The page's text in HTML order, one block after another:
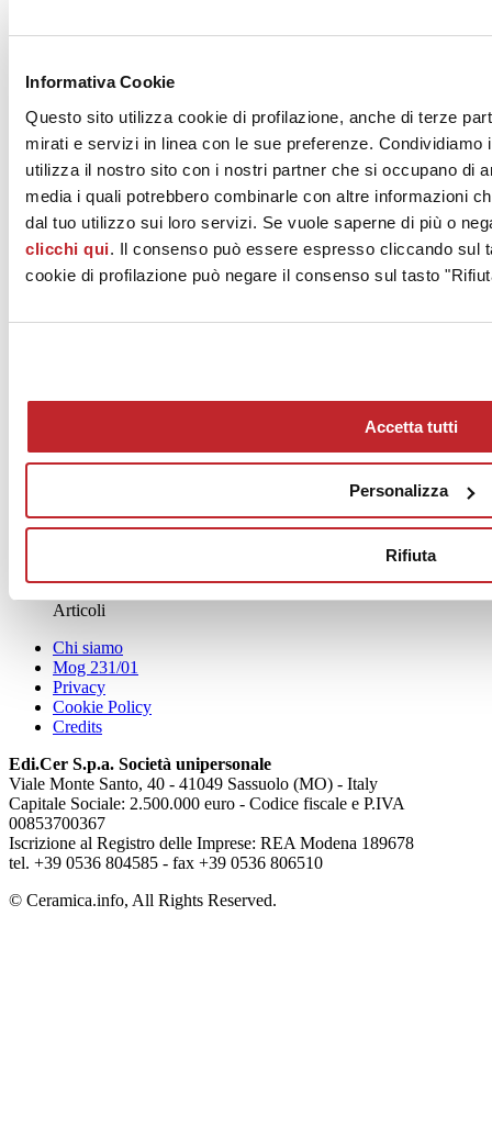
Informativa Cookie
Questo sito utilizza cookie di profilazione, anche di terze
mirati e servizi in linea con le sue preferenze.
utilizza il nostro sito con i nostri partner che si occupano di
media i quali potrebbero combinarle con altre informazioni
dal tuo utilizzo sui loro servizi. Se vuole saperne di più o
clicchi qui. Il consenso può essere espresso cliccando sul
cookie di profilazione può negare il consenso sul tasto
Accetta tutti
Personalizza
Rifiuta
Download immagine 5 >
VERSACE CERAMICS - Divisione di ABK GROUP
INDUSTRIE CERAMICHE S.p.A.
Via San Lorenzo 24/A
FINALE EMILIA, 41034
Modena
Tel. 0536 849611
Fax 0536 849856
Articoli
Chi siamo
Mog 231/01
Privacy
Cookie Policy
Credits
Edi.Cer S.p.a. Società unipersonale
Viale Monte Santo, 40 - 41049 Sassuolo (MO) - Italy
Capitale Sociale: 2.500.000 euro - Codice fiscale e P.IVA
00853700367
Iscrizione al Registro delle Imprese: REA Modena 189678
tel. +39 0536 804585 - fax +39 0536 806510
© Ceramica.info, All Rights Reserved.